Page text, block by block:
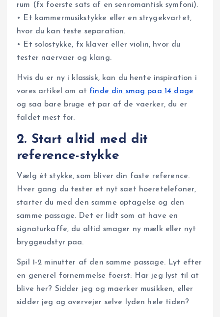
rum (fx foerste sats af en senromantisk symfoni).
• Et kammermusikstykke eller en strygekvartet,
hvor du kan teste separation.
• Et solostykke, fx klaver eller violin, hvor du
tester naervaer og klang.
Hvis du er ny i klassisk, kan du hente inspiration i
vores artikel om at finde din smag paa 14 dage
og saa bare bruge et par af de vaerker, du er
faldet mest for.
2. Start altid med dit
reference-stykke
Vælg ét stykke, som bliver din faste reference.
Hver gang du tester et nyt saet hoeretelefoner,
starter du med den samme optagelse og den
samme passage. Det er lidt som at have en
signaturkaffe, du altid smager ny mælk eller nyt
bryggeudstyr paa.
Spil 1-2 minutter af den samme passage. Lyt efter
en generel fornemmelse foerst: Har jeg lyst til at
blive her? Sidder jeg og maerker musikken, eller
sidder jeg og overvejer selve lyden hele tiden?